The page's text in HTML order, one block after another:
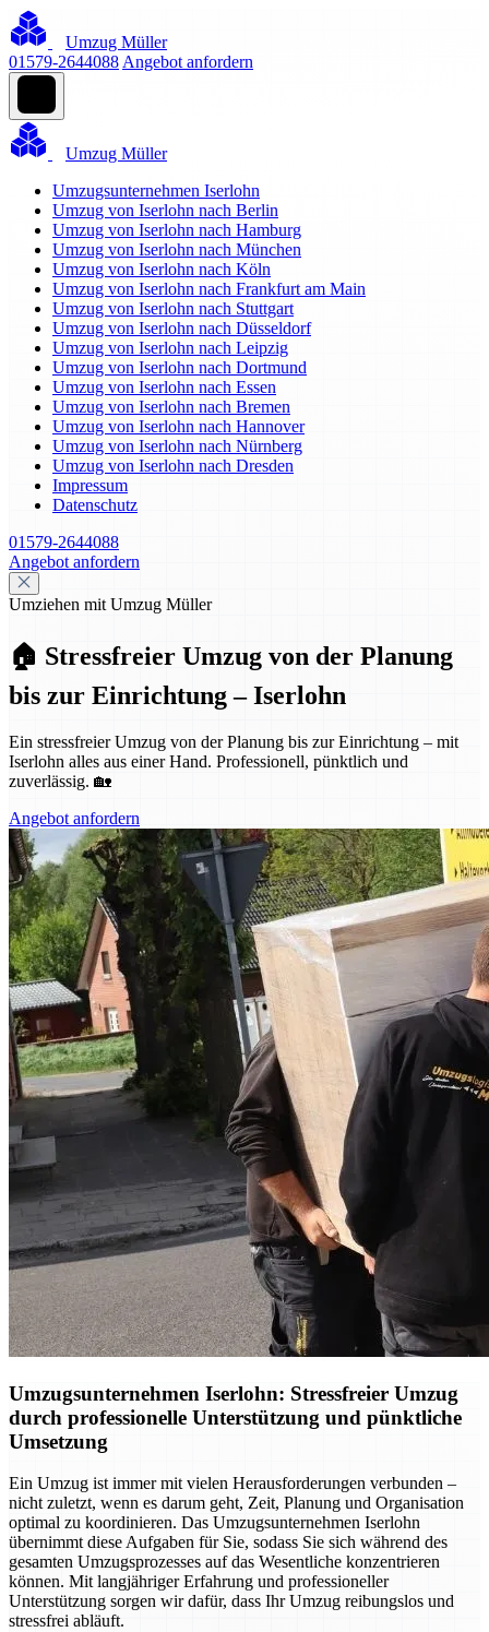
Umzug Müller
01579-2644088 Angebot anfordern
Umzug Müller
Umzugsunternehmen Iserlohn
Umzug von Iserlohn nach Berlin
Umzug von Iserlohn nach Hamburg
Umzug von Iserlohn nach München
Umzug von Iserlohn nach Köln
Umzug von Iserlohn nach Frankfurt am Main
Umzug von Iserlohn nach Stuttgart
Umzug von Iserlohn nach Düsseldorf
Umzug von Iserlohn nach Leipzig
Umzug von Iserlohn nach Dortmund
Umzug von Iserlohn nach Essen
Umzug von Iserlohn nach Bremen
Umzug von Iserlohn nach Hannover
Umzug von Iserlohn nach Nürnberg
Umzug von Iserlohn nach Dresden
Impressum
Datenschutz
01579-2644088
Angebot anfordern
Umziehen mit Umzug Müller
🏠 Stressfreier Umzug von der Planung
bis zur Einrichtung – Iserlohn
Ein stressfreier Umzug von der Planung bis zur Einrichtung – mit
Iserlohn alles aus einer Hand. Professionell, pünktlich und
zuverlässig. 🏡
Angebot anfordern
Umzugsunternehmen Iserlohn: Stressfreier Umzug
durch professionelle Unterstützung und pünktliche
Umsetzung
Ein Umzug ist immer mit vielen Herausforderungen verbunden –
nicht zuletzt, wenn es darum geht, Zeit, Planung und Organisation
optimal zu koordinieren. Das Umzugsunternehmen Iserlohn
übernimmt diese Aufgaben für Sie, sodass Sie sich während des
gesamten Umzugsprozesses auf das Wesentliche konzentrieren
können. Mit langjähriger Erfahrung und professioneller
Unterstützung sorgen wir dafür, dass Ihr Umzug reibungslos und
stressfrei abläuft.